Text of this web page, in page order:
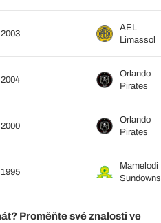
AEL
Limassol
Orlando
Pirates
Orlando
Pirates
Mamelodi
Sundowns
Proměňte své znalosti ve